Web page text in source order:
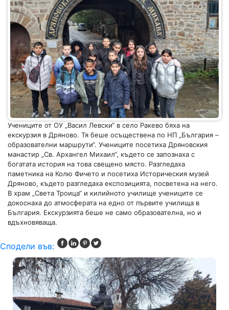
Учениците от ОУ „Васил Левски“ в село Ракево бяха на
екскурзия в Дряново. Тя беше осъществена по НП „България –
образователни маршрути“. Учениците посетиха Дряновския
манастир „Св. Архангел Михаил“, където се запознаха с
богатата история на това свещено място. Разгледаха
паметника на Колю Фичето и посетиха Историческия музей
Дряново, където разгледаха експозицията, посветена на него.
В храм „Света Троица“ и килийното училище учениците се
докоснаха до атмосферата на едно от първите училища в
България. Екскурзията беше не само образователна, но и
вдъхновяваща.
Сподели във: